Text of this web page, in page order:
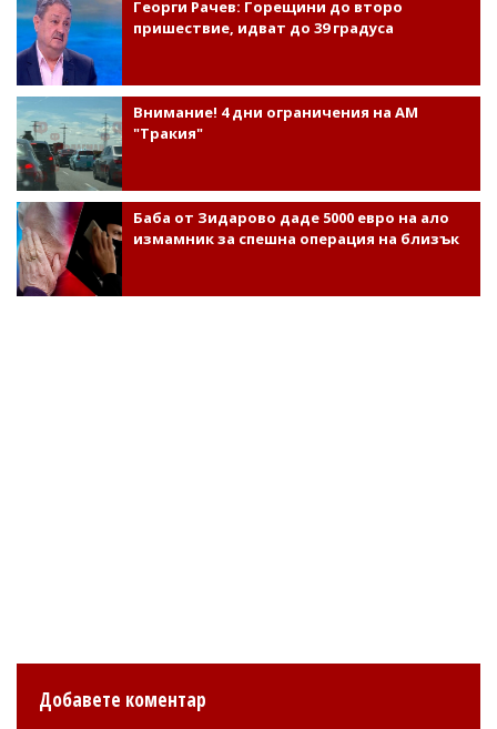
Георги Рачев: Горещини до второ
пришествие, идват до 39 градуса
Внимание! 4 дни ограничения на АМ
"Тракия"
Баба от Зидарово даде 5000 евро на ало
измамник за спешна операция на близък
Добавете коментар